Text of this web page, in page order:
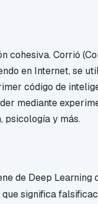
cohesiva. Corrió
en Internet, se
código de
mediante
psicología y más.
de Deep
significa